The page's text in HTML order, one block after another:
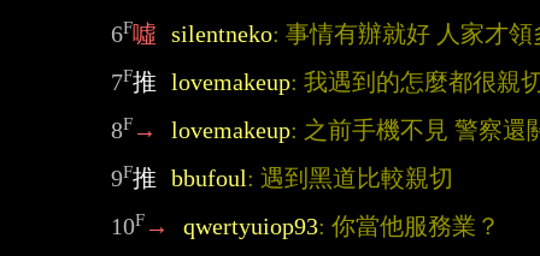
6F噓 silentneko: 事情有辦就好 人家才
7F推 lovemakeup: 我遇到的怎麼都很親
8F → lovemakeup: 之前手機不見 警察還
9F推 bbufoul: 遇到黑道比較親切
10F → qwertyuiop93: 你當他服務業？